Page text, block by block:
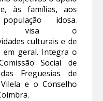
às famílias, aos
idosa.
visa o
culturais e de
em geral. Integra o
Social de
Freguesias de
e o Conselho